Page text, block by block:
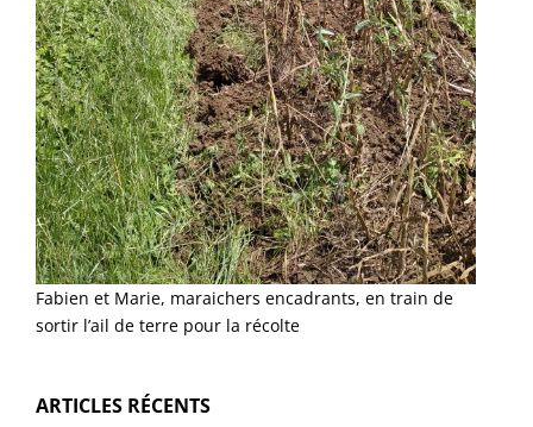
Fabien et Marie, maraichers encadrants, en train de
sortir l’ail de terre pour la récolte
ARTICLES RÉCENTS